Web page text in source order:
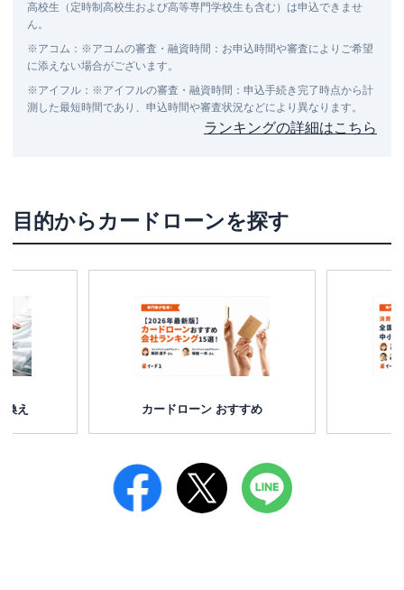
高校生（定時制高校生および高等専門学校生も含む）は申込できませ
ん。
※アコム ： ※アコムの審査・融資時間：お申込時間や審査によりご希望
に添えない場合がございます。
※アイフル ： ※アイフルの審査・融資時間：申込手続き完了時点から計
測した最短時間であり、申込時間や審査状況などにより異なります。
ランキングの詳細はこちら
目的からカードローンを探す
カードローン おすすめ
換え